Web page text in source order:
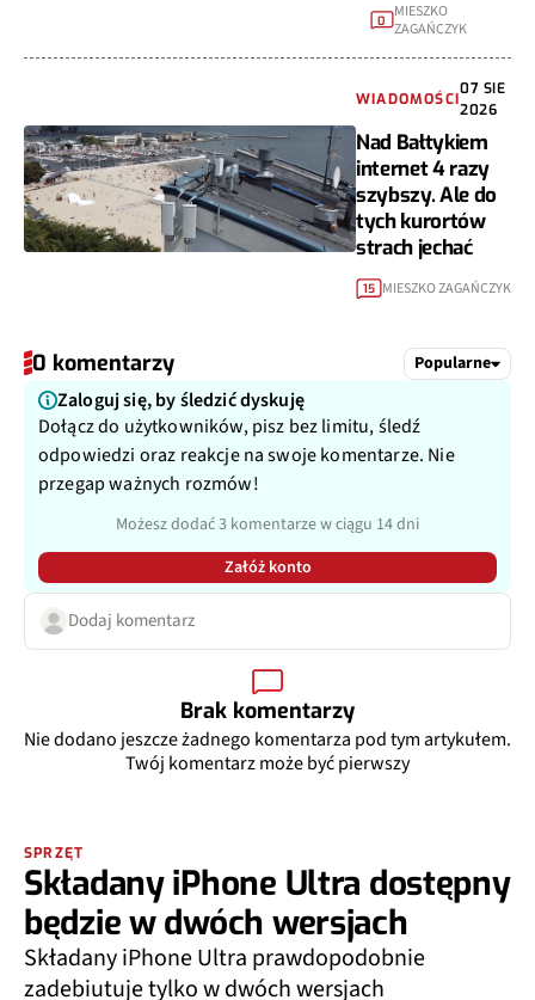
0 MIESZKO
ZAGAŃCZYK
WIADOMOŚCI
07 SIE
2026
Nad Bałtykiem
internet 4 razy
szybszy. Ale do
tych kurortów
strach jechać
15 MIESZKO ZAGAŃCZYK
0 komentarzy Popularne
Zaloguj się, by śledzić dyskuję
Dołącz do użytkowników, pisz bez limitu, śledź
odpowiedzi oraz reakcje na swoje komentarze. Nie
przegap ważnych rozmów!
Możesz dodać 3 komentarze w ciągu 14 dni
Załóż konto
Dodaj komentarz
Brak komentarzy
Nie dodano jeszcze żadnego komentarza pod tym artykułem.
Twój komentarz może być pierwszy
SPRZĘT
Składany iPhone Ultra dostępny
będzie w dwóch wersjach
Składany iPhone Ultra prawdopodobnie
zadebiutuje tylko w dwóch wersjach